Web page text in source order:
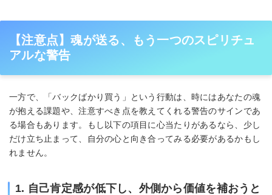
【注意点】魂が送る、もう一つのスピリチュ
アルな警告
一方で、「バックばかり買う」という行動は、時にはあなたの魂
が抱える課題や、注意すべき点を教えてくれる警告のサインであ
る場合もあります。もし以下の項目に心当たりがあるなら、少し
だけ立ち止まって、自分の心と向き合ってみる必要があるかもし
れません。
1. 自己肯定感が低下し、外側から価値を補おうと